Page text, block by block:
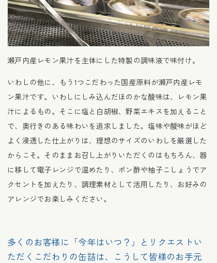
瀬戸内産レモン果汁を主体にした特製の調味液で味付け。
いわしの他に、もう1つこだわった国産原料が瀬戸内産レモ
ン果汁です。いわしにしみ込んだほのかな酸味は、レモン果
汁によるもの。そこに塩と白胡椒、野菜エキスを加えること
で、奥行きのある味わいを追求しました。塩味や酸味がほど
よく浸透した仕上がりは、理想のサイズのいわしを厳選した
からこそ。そのままお召し上がりいただくのはもちろん、器
に移して電子レンジで温めたり、ポン酢や柚子こしょうでア
クセントを加えたり、調理素材として活用したり、お好みの
アレンジでお楽しみください。
多くのお客様に「今年はいつ？」とリクエストい
ただくこだわりの缶詰は、こうして皆様のお手元